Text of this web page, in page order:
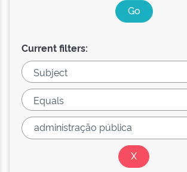
Current filters: